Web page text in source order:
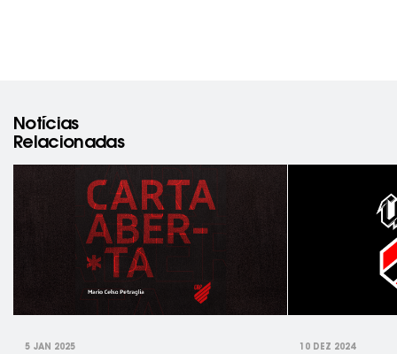
Notícias
Relacionadas
5 JAN 2025 10 DEZ 2024